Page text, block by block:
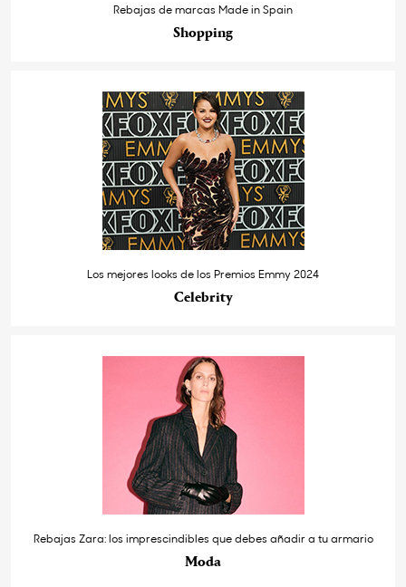
Rebajas de marcas Made in Spain
Shopping
Los mejores looks de los Premios Emmy 2024
Celebrity
Rebajas Zara: los imprescindibles que debes añadir a tu armario
Moda